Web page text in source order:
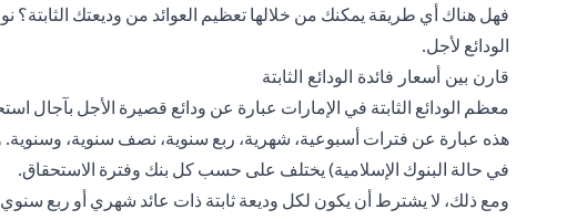
فهل هناك أي طريقة يمكنك من خلالها تعظيم العوائد من وديعتك
الودائع لأجل.
قارن بين أسعار فائدة الودائع الثابتة
هذه عبارة عن فترات أسبوعية، شهرية، ربع سنوية، نصف سنوية، وسنوية.
في حالة البنوك الإسلامية) يختلف على حسب كل بنك وفترة الاستحقاق.
ومع ذلك، لا يشترط أن يكون لكل وديعة ثابتة ذات عائد شهري أو ربع